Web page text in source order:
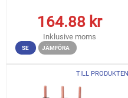
164.88kr
Inklusive moms
SE JÄMFÖRA
TILL PRODUKTEN